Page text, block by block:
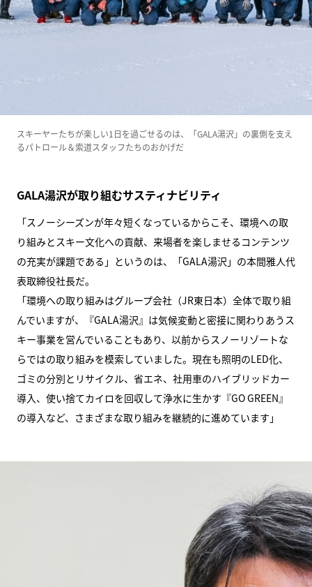
スキーヤーたちが楽しい1日を過ごせるのは、「GALA湯沢」の裏側を支え
るパトロール＆索道スタッフたちのおかげだ
GALA湯沢が取り組むサスティナビリティ
「スノーシーズンが年々短くなっているからこそ、環境への取
り組みとスキー文化への貢献、来場者を楽しませるコンテンツ
の充実が課題である」というのは、「GALA湯沢」の本間雅人代
表取締役社長だ。
「環境への取り組みはグループ会社（JR東日本）全体で取り組
んでいますが、『GALA湯沢』は気候変動と密接に関わりあうス
キー事業を営んでいることもあり、以前からスノーリゾートな
らではの取り組みを模索していました。現在も照明のLED化、
ゴミの分別とリサイクル、省エネ、社用車のハイブリッドカー
導入、使い捨てカイロを回収して浄水に生かす『GO GREEN』
の導入など、さまざまな取り組みを継続的に進めています」